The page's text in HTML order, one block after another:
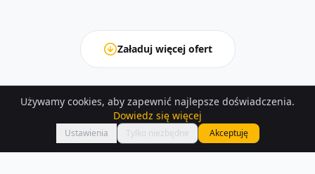
Załaduj więcej ofert
Używamy cookies, aby zapewnić najlepsze doświadczenia.
Dowiedz się więcej
Ustawienia Tylko niezbędne Akceptuję